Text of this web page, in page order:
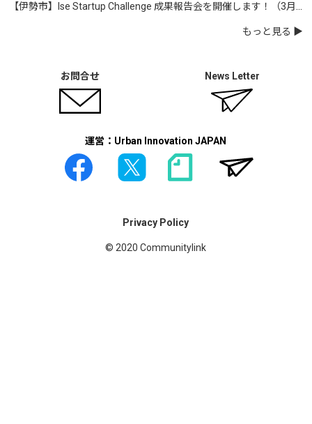
【伊勢市】Ise Startup Challenge 成果報告会を開催します！（3月19日開催）
もっと見る
お問合せ News Letter
運営：Urban Innovation JAPAN
Privacy Policy
© 2020 Communitylink